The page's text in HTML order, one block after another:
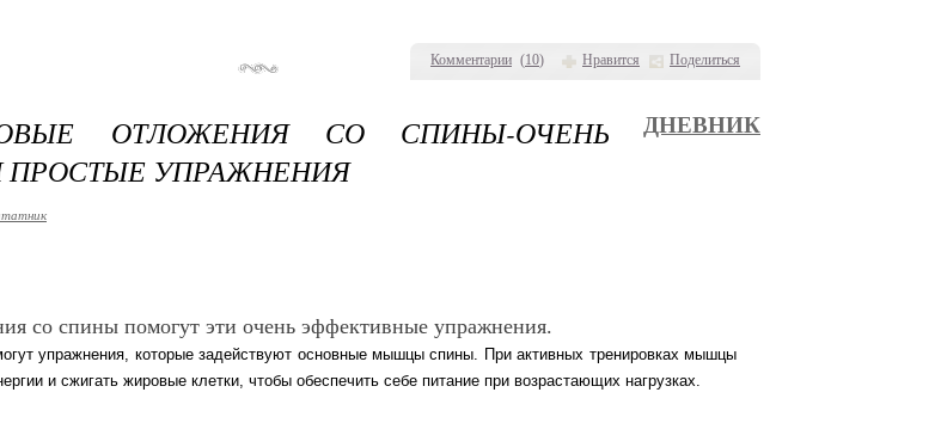
Комментарии (10) Нравится Поделиться
ОТЛОЖЕНИЯ СО СПИНЫ-ОЧЕНЬ
УПРАЖНЕНИЯ
ДНЕВНИК
со спины помогут эти очень эффективные упражнения.
упражнения, которые задействуют основные мышцы спины. При активных тренировках мышцы
и сжигать жировые клетки, чтобы обеспечить себе питание при возрастающих нагрузках.